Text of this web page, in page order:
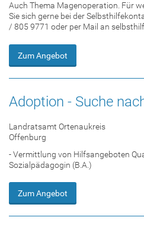
Auch Thema Magenoperation. Für
Sie sich gerne bei der
/ 805 9771 oder per Mail an
Zum Angebot
Adoption - Suche
Landratsamt Ortenaukreis
Offenburg
- Vermittlung von Hilfsangeboten
Sozialpädagogin (B.A.)
Zum Angebot